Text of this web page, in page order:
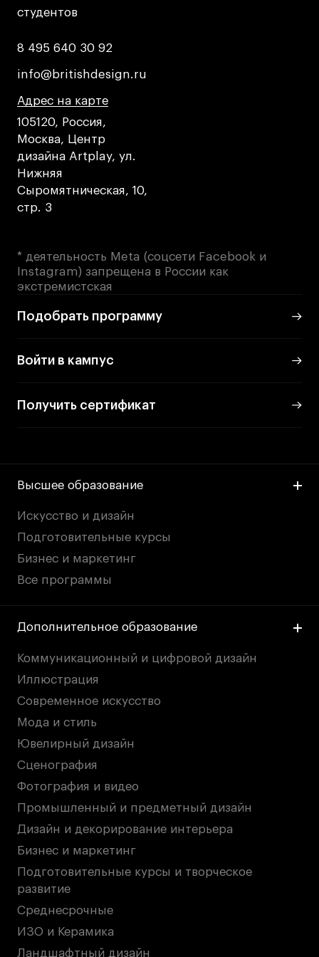
Кредит на образование с господдержкой
Лицензия на осуществление образовательной
деятельности АНО ВО «Универсальный
Университет»
Карта сайта
студентов
студентов
8 495 640 30 92
8 495 640 30 92
info@britishdesign.ru
info@britishdesign.ru
Адрес на карте
Адрес на карте
Адрес на карте
105120, Россия,
Москва, Центр
дизайна Artplay, ул.
Нижняя
Сыромятническая, 10,
стр. 3
* деятельность Meta (соцсети Facebook и
Instagram) запрещена в России как
экстремистская
Подобрать программу
Войти в кампус
Получить сертификат
Высшее образование
Искусство и дизайн
Подготовительные курсы
Бизнес и маркетинг
Все программы
Дополнительное образование
Коммуникационный и цифровой дизайн
Иллюстрация
Современное искусство
Мода и стиль
Ювелирный дизайн
Сценография
Фотография и видео
Промышленный и предметный дизайн
Дизайн и декорирование интерьера
Бизнес и маркетинг
Подготовительные курсы и творческое
развитие
Среднесрочные
ИЗО и Керамика
Ландшафтный дизайн